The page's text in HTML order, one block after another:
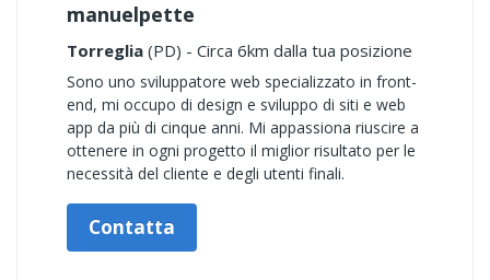
manuelpette
Torreglia (PD) - Circa 6km dalla tua posizione
Sono uno sviluppatore web specializzato in front-
end, mi occupo di design e sviluppo di siti e web
app da più di cinque anni. Mi appassiona riuscire a
ottenere in ogni progetto il miglior risultato per le
necessità del cliente e degli utenti finali.
Contatta